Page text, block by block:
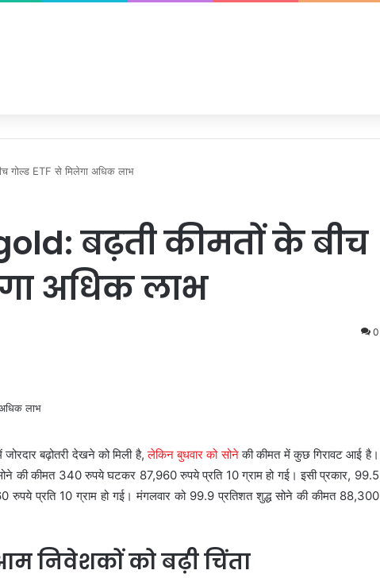
गोल्ड ETF से मिलेगा अधिक लाभ
बढ़ती कीमतों के बीच
अधिक लाभ
0
बढ़ोतरी देखने को मिली है,लेकिन बुधवार को सोनेकी कीमत में कुछ गिरावट आई है।
की कीमत 340 रुपये घटकर 87,960 रुपये प्रति 10 ग्राम हो गई। इसी प्रकार, 99.5
प्रति 10 ग्राम हो गई। मंगलवार को 99.9 प्रतिशत शुद्ध सोने की कीमत 88,300
निवेशकों को बढ़ी चिंता